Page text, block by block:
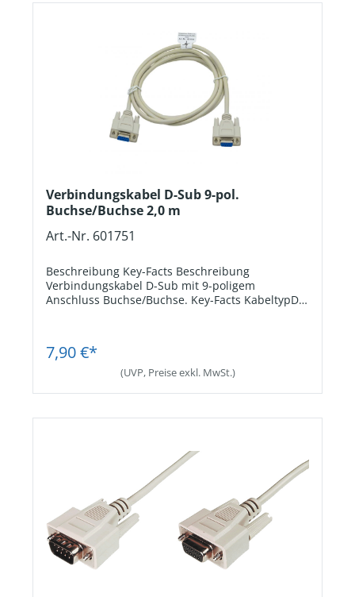
Verbindungskabel D-Sub 9-pol.
Buchse/Buchse 2,0 m
Art.-Nr. 601751
Beschreibung Key-Facts Beschreibung
Verbindungskabel D-Sub mit 9-poligem
Anschluss Buchse/Buchse. Key-Facts KabeltypD-
7,90 €*
(UVP, Preise exkl. MwSt.)